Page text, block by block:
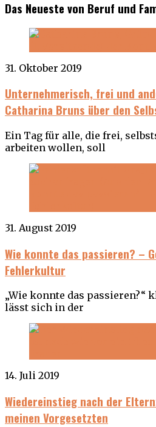
Das Neueste von Beruf und
31. Oktober 2019
Unternehmerisch, frei und
Catharina Bruns über den
Ein Tag für alle, die frei,
arbeiten wollen, soll
31. August 2019
Wie konnte das passieren? –
Fehlerkultur
„Wie konnte das passieren?“
lässt sich in der
14. Juli 2019
Wiedereinstieg nach der
meinen Vorgesetzten